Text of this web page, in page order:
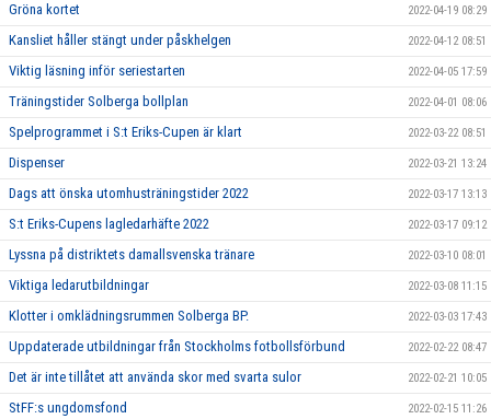
Gröna kortet 2022-04-19 08:29
Kansliet håller stängt under påskhelgen 2022-04-12 08:51
Viktig läsning inför seriestarten 2022-04-05 17:59
Träningstider Solberga bollplan 2022-04-01 08:06
Spelprogrammet i S:t Eriks-Cupen är klart 2022-03-22 08:51
Dispenser 2022-03-21 13:24
Dags att önska utomhusträningstider 2022 2022-03-17 13:13
S:t Eriks-Cupens lagledarhäfte 2022 2022-03-17 09:12
Lyssna på distriktets damallsvenska tränare 2022-03-10 08:01
Viktiga ledarutbildningar 2022-03-08 11:15
Klotter i omklädningsrummen Solberga BP. 2022-03-03 17:43
Uppdaterade utbildningar från Stockholms fotbollsförbund 2022-02-22 08:47
Det är inte tillåtet att använda skor med svarta sulor 2022-02-21 10:05
StFF:s ungdomsfond 2022-02-15 11:26